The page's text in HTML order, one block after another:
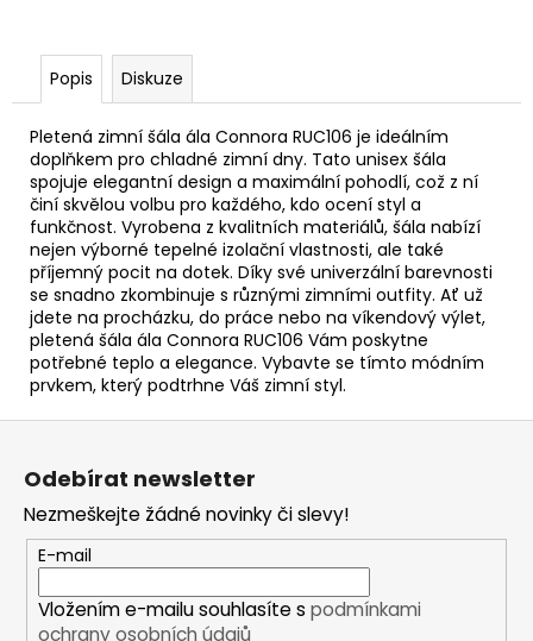
Popis Diskuze
Pletená zimní šála ála Connora RUC106 je ideálním
doplňkem pro chladné zimní dny. Tato unisex šála
spojuje elegantní design a maximální pohodlí, což z ní
činí skvělou volbu pro každého, kdo ocení styl a
funkčnost. Vyrobena z kvalitních materiálů, šála nabízí
nejen výborné tepelné izolační vlastnosti, ale také
příjemný pocit na dotek. Díky své univerzální barevnosti
se snadno zkombinuje s různými zimními outfity. Ať už
jdete na procházku, do práce nebo na víkendový výlet,
pletená šála ála Connora RUC106 Vám poskytne
potřebné teplo a elegance. Vybavte se tímto módním
prvkem, který podtrhne Váš zimní styl.
Z
Odebírat newsletter
Nezmeškejte žádné novinky či slevy!
E-mail
Vložením e-mailu souhlasíte s podmínkami
ochrany osobních údajů